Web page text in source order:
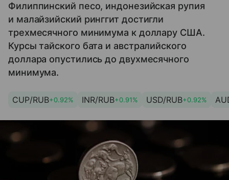
Филиппинский песо, индонезийская рупия
и малайзийский ринггит достигли
трехмесячного минимума к доллару США.
Курсы тайского бата и австралийского
доллара опустились до двухмесячного
минимума.
CUP/RUB+0.92% INR/RUB+0.91% USD/RUB+0.92%